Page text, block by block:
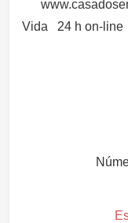
Vida 24 h on-line